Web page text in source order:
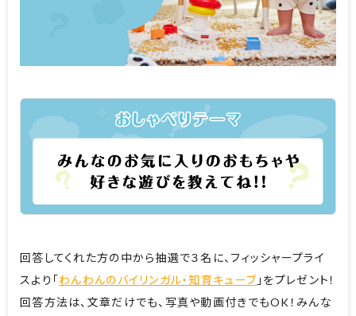
回答してくれた方の中から抽選で３名に、フィッシャープライ
スより「わんわんのバイリンガル・知育キューブ 」をプレゼント！
回答方法は、文章だけでも、写真や動画付きでもOK！みんな